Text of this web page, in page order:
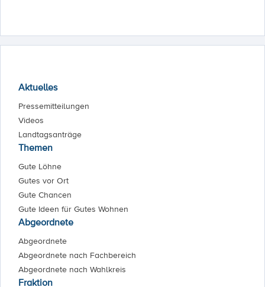
Aktuelles
Pressemitteilungen
Videos
Landtagsanträge
Themen
Gute Löhne
Gutes vor Ort
Gute Chancen
Gute Ideen für Gutes Wohnen
Abgeordnete
Abgeordnete
Abgeordnete nach Fachbereich
Abgeordnete nach Wahlkreis
Fraktion